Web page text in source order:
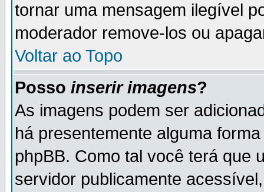
tornar uma mensagem ilegível
moderador remove-los ou
Voltar ao Topo
Posso inserir imagens?
As imagens podem ser
há presentemente alguma
phpBB. Como tal você terá que
servidor publicamente